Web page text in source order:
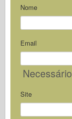
Nome
Email
Necessário
Site